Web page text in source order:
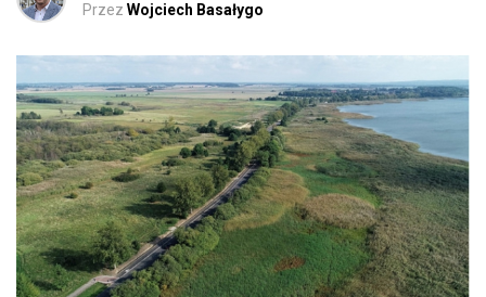
Przez Wojciech Basałygo